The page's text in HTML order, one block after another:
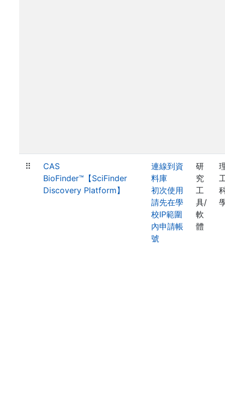
⠿
CAS
BioFinder™【SciFinder
Discovery Platform】
連線到資
料庫
初次使用
請先在學
校IP範圍
內申請帳
號
研
究
工
具/
軟
體